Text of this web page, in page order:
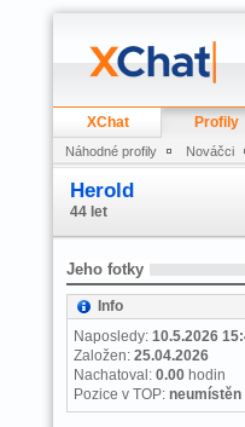
XChat Profily
Náhodné profily Nováčci
Herold
44 let
Jeho fotky
Info
Naposledy: 10.5.2026
Založen: 25.04.2026
Nachatoval: 0.00 hodin
Pozice v TOP: neumístěn